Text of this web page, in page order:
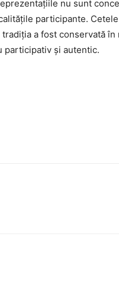
nu sunt
participante.
a fost conservată
participativ și autentic.